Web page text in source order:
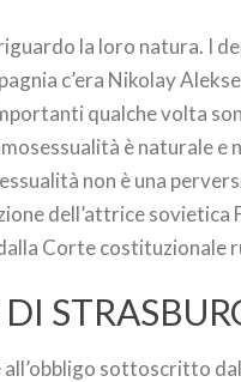
la loro natura. I
c’era Nikolay
qualche volta
è naturale e
non è una
dell’attrice sovietica
Corte costituzionale
sottoscritto